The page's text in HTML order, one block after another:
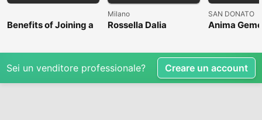
Benefits of Joining a
Professional Nasha
Milano
Rossella Dalia
SAN DONATO
Anima
Sei un venditore professionale? Creare un account